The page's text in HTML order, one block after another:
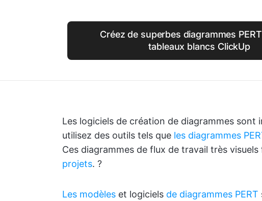
Créez de superbes diagrammes
tableaux blancs ClickUp
Les logiciels de création de diagrammes sont
utilisez des outils tels que les diagrammes
Ces diagrammes de flux de travail très
projets. ?
Les modèles et logiciels de diagrammes PERT